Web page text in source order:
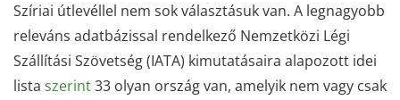
Szíriai útlevéllel nem sok választásuk van. A legnagyobb
releváns adatbázissal rendelkező Nemzetközi Légi
Szállítási Szövetség (IATA) kimutatásaira alapozott idei
lista szerint33 olyan ország van, amelyik nem vagy csak